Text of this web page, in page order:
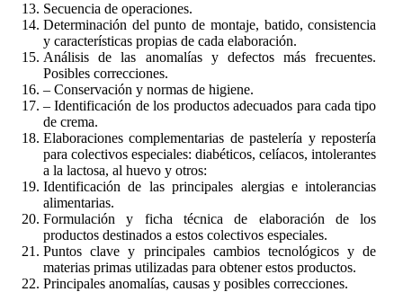
Secuencia de operaciones.
Determinación del punto de montaje, batido, consistencia
y características propias de cada elaboración.
Análisis de las anomalías y defectos más frecuentes.
Posibles correcciones.
– Conservación y normas de higiene.
– Identificación de los productos adecuados para cada tipo
de crema.
Elaboraciones complementarias de pastelería y repostería
para colectivos especiales: diabéticos, celíacos, intolerantes
a la lactosa, al huevo y otros:
Identificación de las principales alergias e intolerancias
alimentarias.
Formulación y ficha técnica de elaboración de los
productos destinados a estos colectivos especiales.
Puntos clave y principales cambios tecnológicos y de
materias primas utilizadas para obtener estos productos.
Principales anomalías, causas y posibles correcciones.